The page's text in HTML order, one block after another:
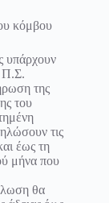
κόμβου
υπάρχουν
Π.Σ.
της
του
τις
έως τη
μήνα που
θα